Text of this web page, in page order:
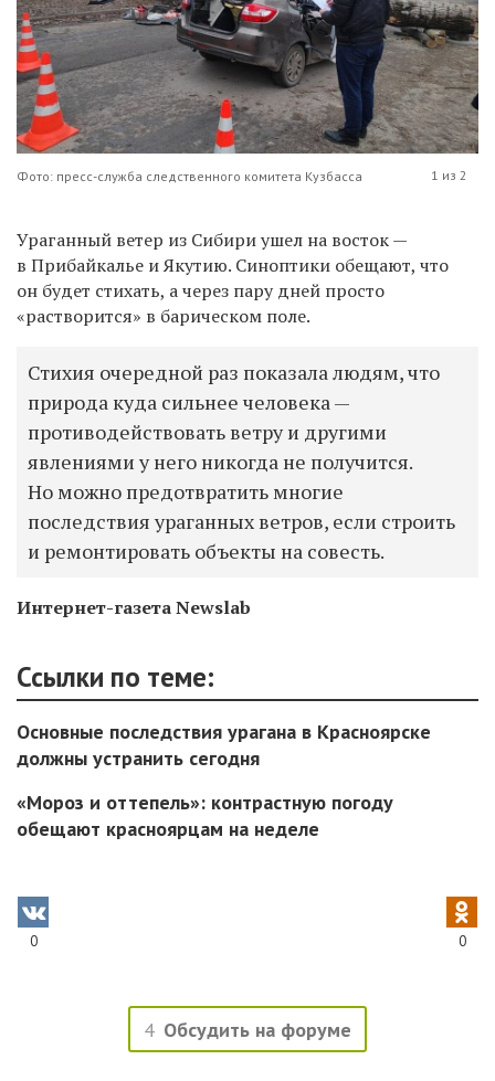
Фото: пресс-служба следственного комитета Кузбасса 1 из 2
Ураганный ветер из Сибири ушел на восток —
в Прибайкалье и Якутию. Синоптики обещают, что
он будет стихать, а через пару дней просто
«растворится» в барическом поле.
Стихия очередной раз показала людям, что
природа куда сильнее человека —
противодействовать ветру и другими
явлениями у него никогда не получится.
Но можно предотвратить многие
последствия ураганных ветров, если строить
и ремонтировать объекты на совесть.
Интернет-газета Newslab
Ссылки по теме:
Основные последствия урагана в Красноярске
должны устранить сегодня
«Мороз и оттепель»: контрастную погоду
обещают красноярцам на неделе
0 0
4 Обсудить на форуме